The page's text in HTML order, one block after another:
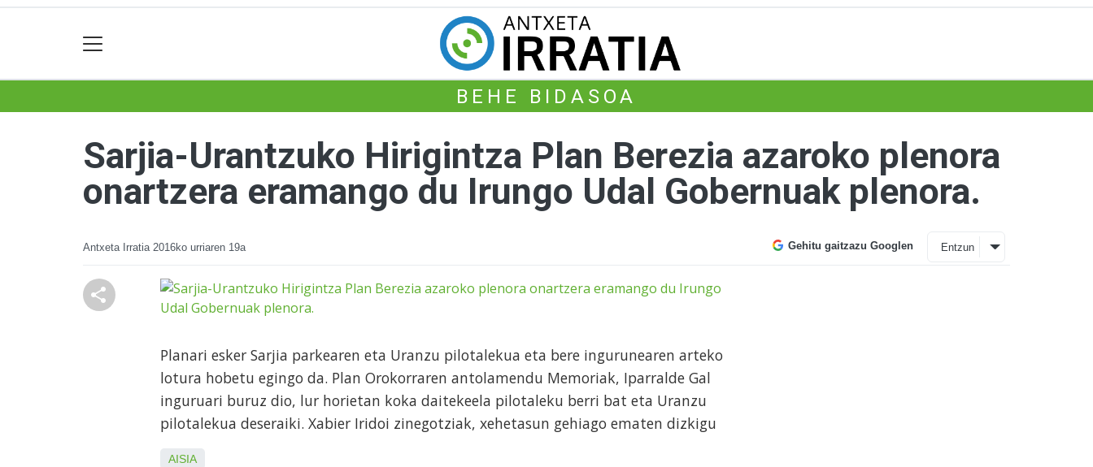
BEHE BIDASOA
Sarjia-Urantzuko Hirigintza Plan Berezia azaroko plenora
onartzera eramango du Irungo Udal Gobernuak plenora.
Antxeta Irratia 2016ko urriaren 19a Gehitu gaitzazu Googlen Entzun
Planari esker Sarjia parkearen eta Uranzu pilotalekua eta bere ingurunearen arteko
lotura hobetu egingo da. Plan Orokorraren antolamendu Memoriak, Iparralde Gal
inguruari buruz dio, lur horietan koka daitekeela pilotaleku berri bat eta Uranzu
pilotalekua deseraiki. Xabier Iridoi zinegotziak, xehetasun gehiago ematen dizkigu
AISIA